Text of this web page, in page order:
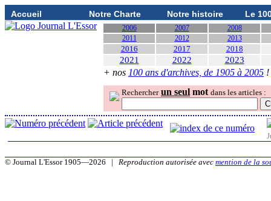
Accueil Notre Charte Notre histoire Le
2006 2007
2008
2011
2012 2013
2016 2017 2018
2021 2022 2023
+ nos 100 ans d'archives, de 1905 à 2005 !
Rechercher un seul mot dans les articles :
© Journal L'Essor 1905—2026 | Reproduction autorisée avec mention de la